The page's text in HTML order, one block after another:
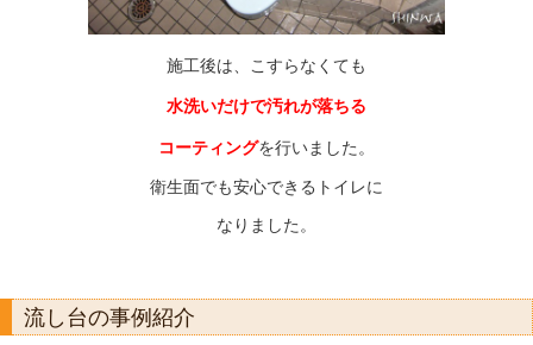
施工後は、こすらなくても
水洗いだけで汚れが落ちる
コーティングを行いました。
衛生面でも安心できるトイレに
なりました。
流し台の事例紹介